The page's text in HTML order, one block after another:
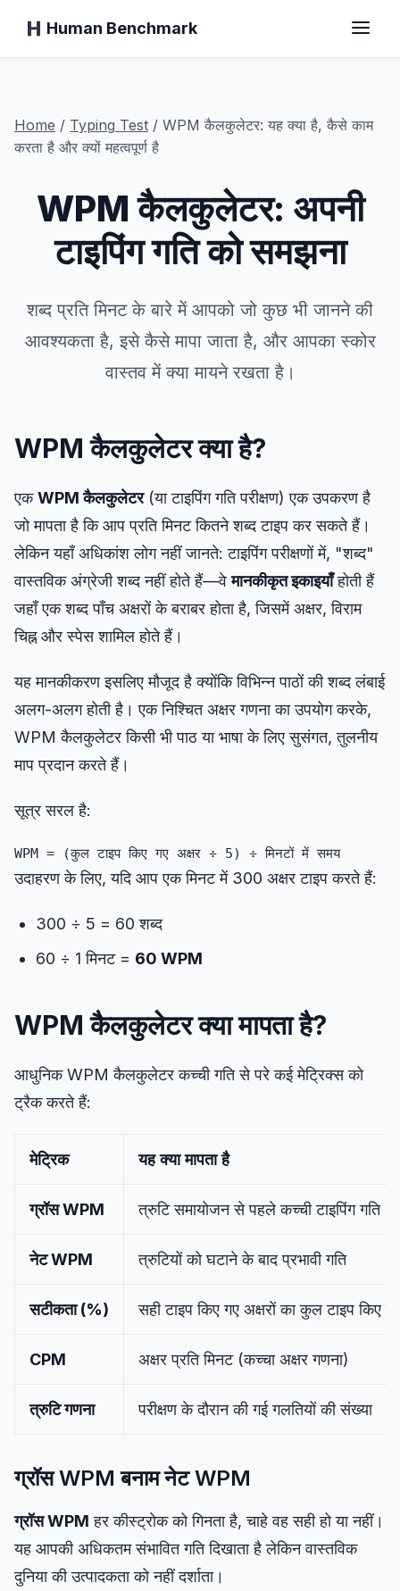
Human Benchmark
प्रतिक्रिया समय
चिंप टेस्ट
टाइपिंग टेस्ट
संख्यात्मक स्मृति
N-Back
शब्द स्मृति
अनुक्रम स्मृति
सिंबल खोज
रंग अंधापन
ह्यू परीक्षण
Hand-Eye Coordination
FPS Reaction
लीडरबोर्ड
लेख
Home / Typing Test / WPM कैलकुलेटर: यह क्या है, कैसे काम
करता है और क्यों महत्वपूर्ण है
WPM कैलकुलेटर: अपनी
टाइपिंग गति को समझना
शब्द प्रति मिनट के बारे में आपको जो कुछ भी जानने की
आवश्यकता है, इसे कैसे मापा जाता है, और आपका स्कोर
वास्तव में क्या मायने रखता है।
WPM कैलकुलेटर क्या है?
एकWPM कैलकुलेटर(या टाइपिंग गति परीक्षण) एक उपकरण है
जो मापता है कि आप प्रति मिनट कितने शब्द टाइप कर सकते हैं।
लेकिन यहाँ अधिकांश लोग नहीं जानते: टाइपिंग परीक्षणों में, "शब्द"
वास्तविक अंग्रेजी शब्द नहीं होते हैं—वेमानकीकृत इकाइयाँहोती हैं
जहाँ एक शब्द पाँच अक्षरों के बराबर होता है, जिसमें अक्षर, विराम
चिह्न और स्पेस शामिल होते हैं।
यह मानकीकरण इसलिए मौजूद है क्योंकि विभिन्न पाठों की शब्द लंबाई
अलग-अलग होती है। एक निश्चित अक्षर गणना का उपयोग करके,
WPM कैलकुलेटर किसी भी पाठ या भाषा के लिए सुसंगत, तुलनीय
माप प्रदान करते हैं।
सूत्र सरल है:
उदाहरण के लिए, यदि आप एक मिनट में 300 अक्षर टाइप करते हैं:
300 ÷ 5 = 60 शब्द
60 ÷ 1 मिनट = 60 WPM
WPM कैलकुलेटर क्या मापता है?
आधुनिक WPM कैलकुलेटर कच्ची गति से परे कई मेट्रिक्स को
ट्रैक करते हैं:
मेट्रिक यह क्या मापता है
ग्रॉस WPM त्रुटि समायोजन से पहले कच्ची टाइपिंग गति
नेट WPM त्रुटियों को घटाने के बाद प्रभावी गति
सटीकता (%) सही टाइप किए गए अक्षरों का कुल टाइप किए
CPM अक्षर प्रति मिनट (कच्चा अक्षर गणना)
त्रुटि गणना परीक्षण के दौरान की गई गलतियों की संख्या
ग्रॉस WPM बनाम नेट WPM
ग्रॉस WPM हर कीस्ट्रोक को गिनता है, चाहे वह सही हो या नहीं।
यह आपकी अधिकतम संभावित गति दिखाता है लेकिन वास्तविक
दुनिया की उत्पादकता को नहीं दर्शाता।